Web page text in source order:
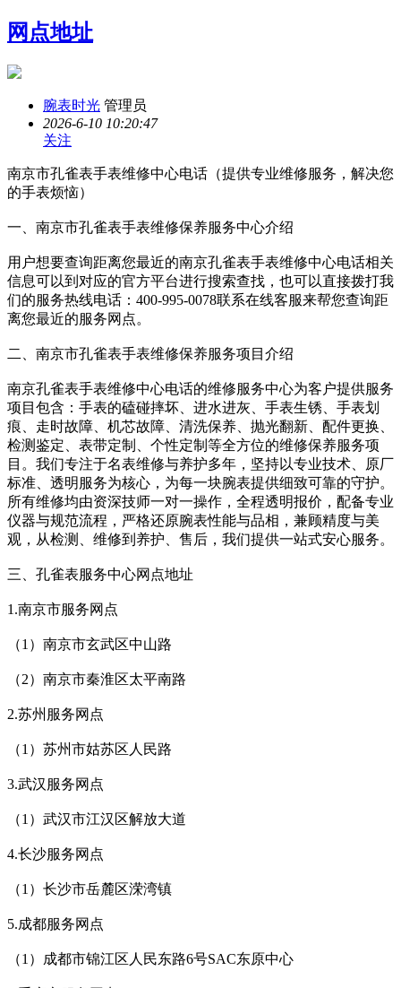
网点地址
腕表时光 管理员
2026-6-10 10:20:47
关注
南京市孔雀表手表维修中心电话（提供专业维修服务，解决您
的手表烦恼）
一、南京市孔雀表手表维修保养服务中心介绍
用户想要查询距离您最近的南京孔雀表手表维修中心电话相关
信息可以到对应的官方平台进行搜索查找，也可以直接拨打我
们的服务热线电话：400-995-0078联系在线客服来帮您查询距
离您最近的服务网点。
二、南京市孔雀表手表维修保养服务项目介绍
南京孔雀表手表维修中心电话的维修服务中心为客户提供服务
项目包含：手表的磕碰摔坏、进水进灰、手表生锈、手表划
痕、走时故障、机芯故障、清洗保养、抛光翻新、配件更换、
检测鉴定、表带定制、个性定制等全方位的维修保养服务项
目。我们专注于名表维修与养护多年，坚持以专业技术、原厂
标准、透明服务为核心，为每一块腕表提供细致可靠的守护。
所有维修均由资深技师一对一操作，全程透明报价，配备专业
仪器与规范流程，严格还原腕表性能与品相，兼顾精度与美
观，从检测、维修到养护、售后，我们提供一站式安心服务。
三、孔雀表服务中心网点地址
1.南京市服务网点
（1）南京市玄武区中山路
（2）南京市秦淮区太平南路
2.苏州服务网点
（1）苏州市姑苏区人民路
3.武汉服务网点
（1）武汉市江汉区解放大道
4.长沙服务网点
（1）长沙市岳麓区溁湾镇
5.成都服务网点
（1）成都市锦江区人民东路6号SAC东原中心